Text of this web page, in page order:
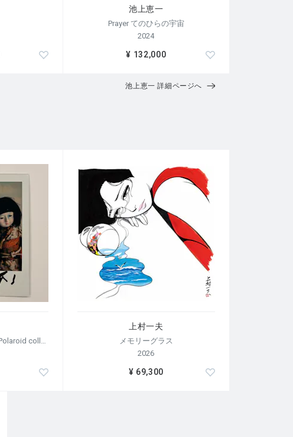
池上恵一
Prayer てのひらの宇宙
2024
¥ 132,000
池上恵一 詳細ページへ
上村一夫
メモリーグラス
2026
¥ 69,300